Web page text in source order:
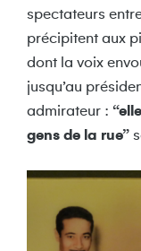
spectateurs
précipitent aux
dont la voix
jusqu’au
admirateur :
gens de la rue”